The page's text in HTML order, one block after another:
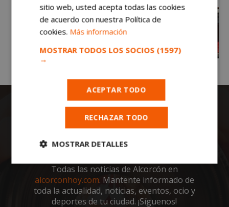
Todas las noticias de Alcorcón en
alcorconhoy.com. Mantente informado de
toda la actualidad, noticias, eventos, ocio y
deportes de tu ciudad. ¡Síguenos!
sitio web, usted acepta todas las cookies
de acuerdo con nuestra Política de
cookies. Más información
MOSTRAR TODOS LOS SOCIOS (1597)
→
ACEPTAR TODO
RECHAZAR TODO
MOSTRAR DETALLES
Cookies
estrictamente
necesarias
Cookies de
rendimiento